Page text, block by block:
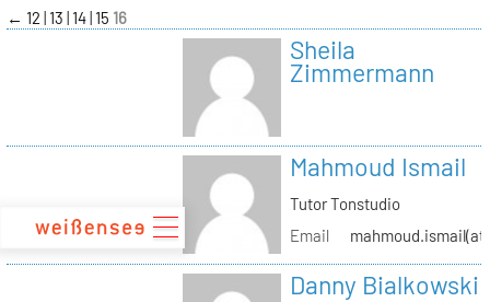
zum
Inhalt
← 12 13 14 15 16
Sheila
Zimmermann
Mahmoud Ismail
Tutor Tonstudio
Email
Danny Bialkowski